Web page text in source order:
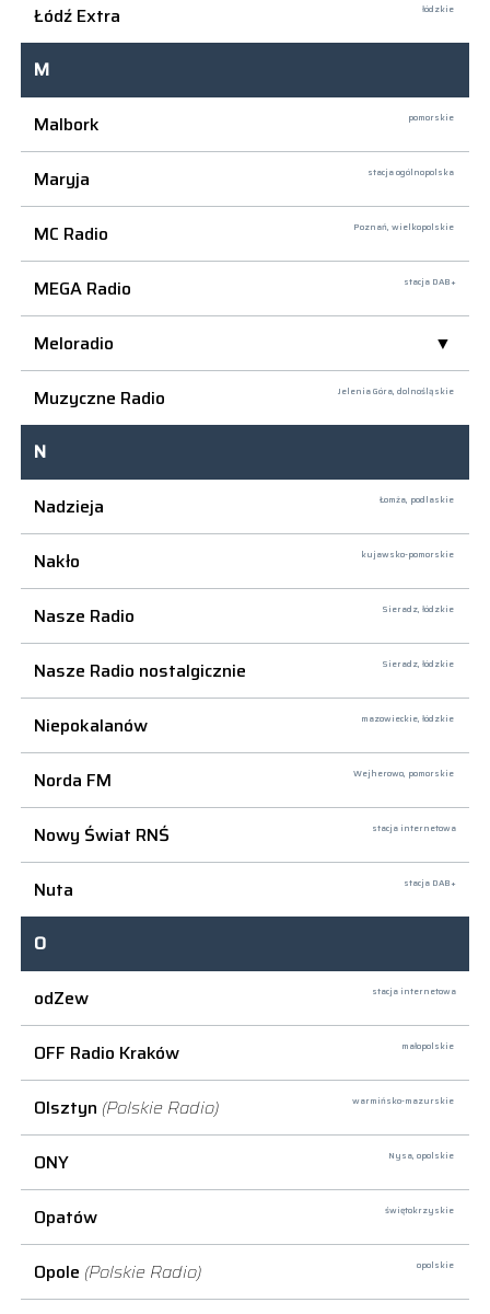
Łódź Extra łódzkie
M
Malbork
pomorskie
Maryja stacja ogólnopolska
MC Radio Poznań, wielkopolskie
MEGA Radio stacja DAB+
Meloradio
Muzyczne Radio
Jelenia Góra, dolnośląskie
N
Nadzieja
Łomża, podlaskie
Nakło kujawsko-pomorskie
Nasze Radio Sieradz, łódzkie
Nasze Radio nostalgicznie Sieradz, łódzkie
Niepokalanów mazowieckie, łódzkie
Norda FM Wejherowo, pomorskie
Nowy Świat RNŚ stacja internetowa
Nuta stacja DAB+
O
odZew
stacja internetowa
OFF Radio Kraków małopolskie
Olsztyn (Polskie Radio) warmińsko-mazurskie
ONY Nysa, opolskie
Opatów świętokrzyskie
Opole (Polskie Radio) opolskie